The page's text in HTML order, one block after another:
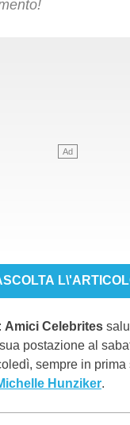
Amici Celebrites
postazione al
sempre in prima
Hunziker.